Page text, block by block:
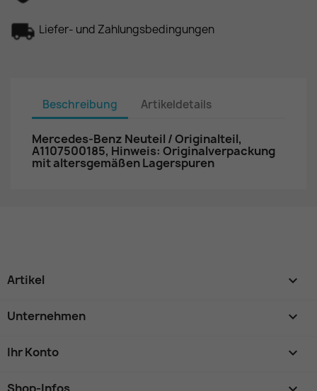
Liefer- und Zahlungsbedingungen
Beschreibung Artikeldetails
Mercedes-Benz Neuteil / Originalteil,
A1107500185, Hinweis: Originalverpackung
mit altersgemäßen Lagerspuren
Artikel 
Unternehmen 
Ihr Konto 